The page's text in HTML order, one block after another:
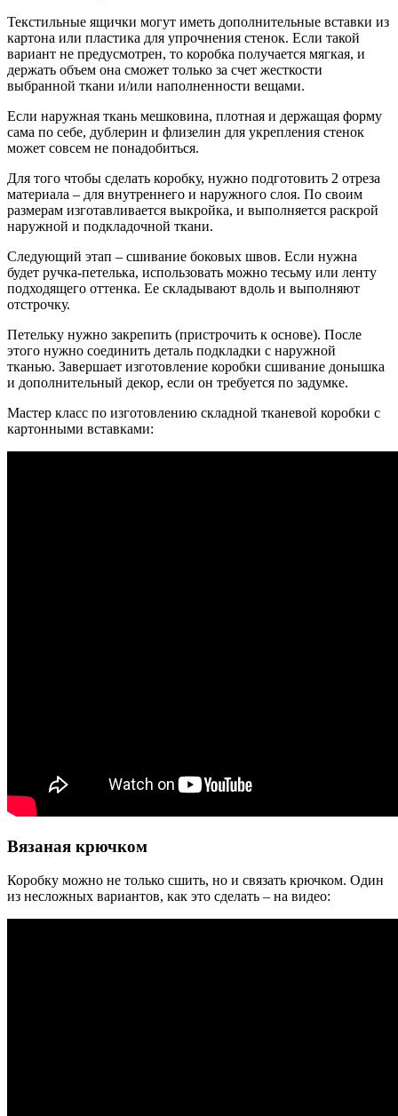
Текстильные ящички могут иметь дополнительные вставки из
картона или пластика для упрочнения стенок. Если такой
вариант не предусмотрен, то коробка получается мягкая, и
держать объем она сможет только за счет жесткости
выбранной ткани и/или наполненности вещами.
Если наружная ткань мешковина, плотная и держащая форму
сама по себе, дублерин и флизелин для укрепления стенок
может совсем не понадобиться.
Для того чтобы сделать коробку, нужно подготовить 2 отреза
материала – для внутреннего и наружного слоя. По своим
размерам изготавливается выкройка, и выполняется раскрой
наружной и подкладочной ткани.
Следующий этап – сшивание боковых швов. Если нужна
будет ручка-петелька, использовать можно тесьму или ленту
подходящего оттенка. Ее складывают вдоль и выполняют
отстрочку.
Петельку нужно закрепить (пристрочить к основе). После
этого нужно соединить деталь подкладки с наружной
тканью. Завершает изготовление коробки сшивание донышка
и дополнительный декор, если он требуется по задумке.
Мастер класс по изготовлению складной тканевой коробки с
картонными вставками:
Вязаная крючком
Коробку можно не только сшить, но и связать крючком. Один
из несложных вариантов, как это сделать – на видео: